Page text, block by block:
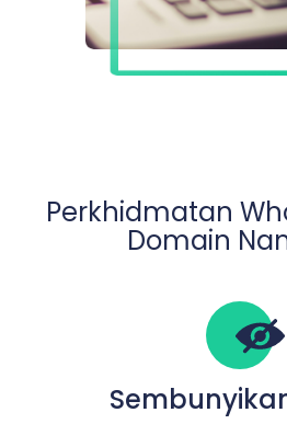
Perkhidmatan
Domain